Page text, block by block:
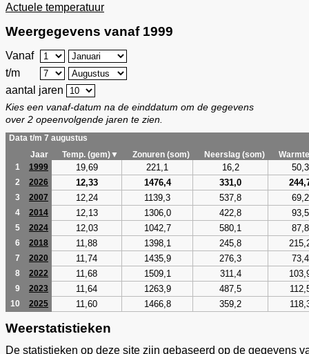
Actuele temperatuur
Weergegevens vanaf 1999
Vanaf
t/m
aantal jaren
Kies een vanaf-datum na de einddatum om de gegevens
over 2 opeenvolgende jaren te zien.
Data t/m 7 augustus
Jaar
Temp. (gem)▼ Zonuren (som) Neerslag (som)
1
1999 19,69 221,1 16,2 50,3
2 2026 12,33 1476,4 331,0
3 2007 12,24 1139,3 537,8 69,2
4 2014 12,13 1306,0 422,8 93,5
5 2024 12,03 1042,7 580,1 87,8
6 2018 11,88 1398,1 245,8
7 2020 11,74 1435,9 276,3 73,4
8 2022 11,68 1509,1 311,4
9 2023 11,64 1263,9 487,5
10 2025 11,60 1466,8 359,2
Weerstatistieken
De statistieken op deze site zijn gebaseerd op de gegevens